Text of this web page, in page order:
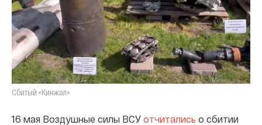
Сбитый «Кинжал»
16 мая Воздушные силы ВСУ отчитались о сбитии